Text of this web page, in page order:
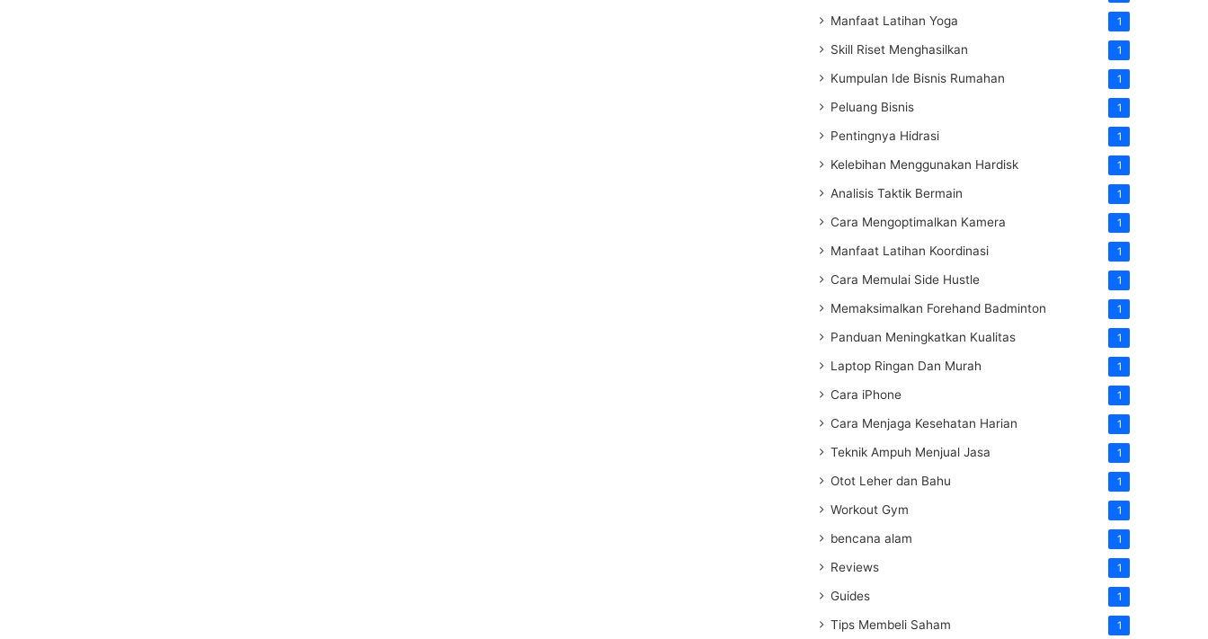
Manfaat Latihan Yoga 1
Skill Riset Menghasilkan 1
Kumpulan Ide Bisnis Rumahan 1
Peluang Bisnis 1
Pentingnya Hidrasi 1
Kelebihan Menggunakan Hardisk 1
Analisis Taktik Bermain 1
Cara Mengoptimalkan Kamera 1
Manfaat Latihan Koordinasi 1
Cara Memulai Side Hustle 1
Memaksimalkan Forehand Badminton 1
Panduan Meningkatkan Kualitas 1
Laptop Ringan Dan Murah 1
Cara iPhone 1
Cara Menjaga Kesehatan Harian 1
Teknik Ampuh Menjual Jasa 1
Otot Leher dan Bahu 1
Workout Gym 1
bencana alam 1
Reviews 1
Guides 1
Tips Membeli Saham 1